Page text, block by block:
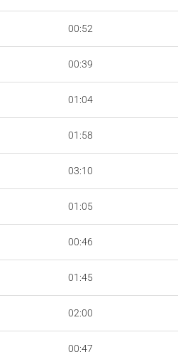
00:52
00:39
01:04
01:58
03:10
01:05
00:46
01:45
02:00
00:47